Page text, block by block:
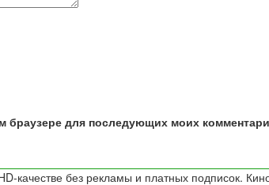
браузере для последующих моих
без рекламы и платных подписок.